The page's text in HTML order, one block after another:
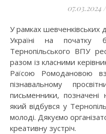
07.03.2024 /
У рамках шевченківських днів, які щороку відзначають в
Україні на початку
Тернопільського ВПУ
разом із класними
Раїсою Ромодановою
пізнавальному
письменники,
який відбувся у
молоді. Дякуємо
креативну зустріч.